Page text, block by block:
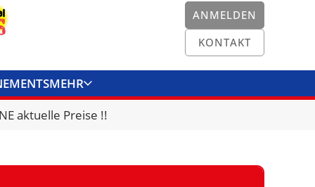
ANMELDEN
KONTAKT
MEHR
KONTAKT
aktuelle Preise !!